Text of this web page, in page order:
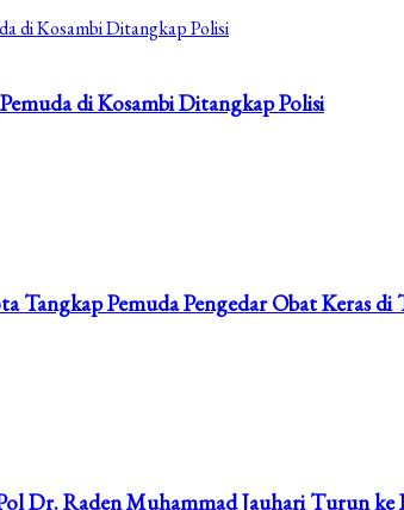
di Kosambi Ditangkap Polisi
Tangkap Pemuda Pengedar Obat Keras di
Dr. Raden Muhammad Jauhari Turun